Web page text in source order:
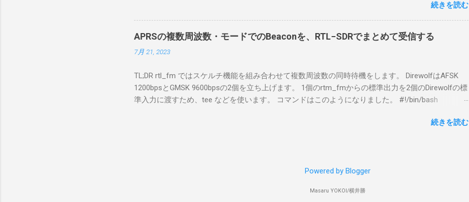
私の理解した無線機からサーバPC、クライアントPCまでの流れはこの様になっ
ている。 無線機内では、USB Hubの先にUSB SerialとUSB Audio がつながってい
る。USB Serialは無線機のマイコンとつながり、CI-Vでのコマンドが交換でき
をUDP 50001で交換できるようになっており、USB SerialなどのSerial portで送受
信するCI-Vの内容はUDP 50002で交換でき、USB Audioからの音声データはUDP
50003で送受信している。 利用者側のクライアントPCでは、Remote UtilityとRS-
BA1 Remote Controlの2つのアプリで仕事を分担するようになっている。 クライ
ンストールできなかったので、どのように実行すればよいのか調べながら実施しました。結論とし
ては pnputil というコマンドを用いればよかったです。 まずは管理者権限でTerminalを実行しま
す。 Windows terminal をインストールした環境でしたので、PowerShellが起動しました。 適当
なファイルに、現在インストールされているドライバを書き出す。 pnputil /enum-drivers > inf.txt #
上記のファイルから win10pcap を探し出す notepad.exe inf.txt 下記のよう場所があったので、ここ
バイダー名: Win10Pcap Native x64 クラス名: NetTrans クラス GUID: {4d36e975-e325-11ce-bfc1-
08002be10318} ドライバー バージョン: 10/08/2015 10.2.0.5002 署名者名: Microsoft Windows
Hardware Compatibility Publisher 今回の場合は oem131.inf が win10pcap に該当するので、これを削
続きを読む
APRSの複数周波数・モードでのBeaconを、RTL−SDRでまとめて受信する
7月 21, 2023
TL;DR rtl_fm ではスケルチ機能を組み合わせて複数周波数の同時待機をします。 DirewolfはAFSK
1200bpsとGMSK 9600bpsの2個を立ち上げます。 1個のrtm_fmからの標準出力を2個のDirewolfの標
準入力に渡すため、tee などを使います。 コマンドはこのようになりました。 #!/bin/bash
f 431.04M -p 36 -s 48000 -l 20 - | \ tee >(direwolf -c "$direwolf_conf" -r 48000 -D 1 -t 0 -B 1200 - |
Passcode PBEACON sendto=IG DELAY=0:30 EVERY=90:00 SYMBOL="igate" overlay=R lat=34^46.02
GW 1200bps+9600bps" SDRドングルを使ったAPRS I-Gateについて アマチュア無線で位置情報を送
続きを読む
Powered by Blogger
Masaru YOKOI/横井勝